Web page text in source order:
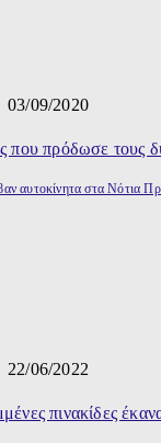
03/09/2020
αυτοκίνητα στα Νότια
22/06/2022